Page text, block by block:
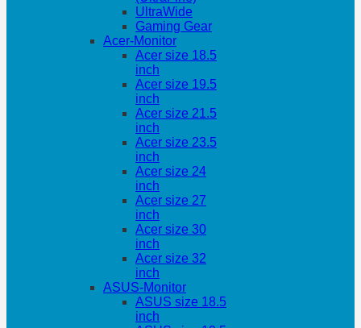
UltraWide
Gaming Gear
Acer-Monitor
Acer size 18.5
inch
Acer size 19.5
inch
Acer size 21.5
inch
Acer size 23.5
inch
Acer size 24
inch
Acer size 27
inch
Acer size 30
inch
Acer size 32
inch
ASUS-Monitor
ASUS size 18.5
inch